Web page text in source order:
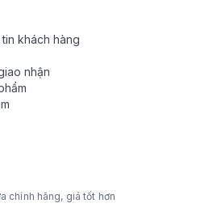
khách hàng
nhận
chính hãng, giá tốt hơn